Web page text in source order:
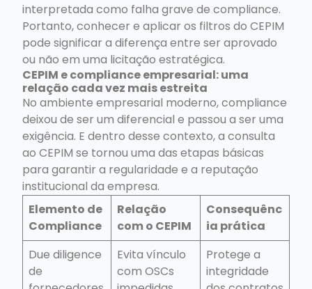
interpretada como falha grave de compliance.
Portanto, conhecer e aplicar os filtros do CEPIM
pode significar a diferença entre ser aprovado
ou não em uma licitação estratégica.
CEPIM e compliance empresarial: uma
relação cada vez mais estreita
No ambiente empresarial moderno, compliance
deixou de ser um diferencial e passou a ser uma
exigência. E dentro desse contexto, a consulta
ao CEPIM se tornou uma das etapas básicas
para garantir a regularidade e a reputação
institucional da empresa.
Elemento de
Compliance
Relação
com o CEPIM
Consequênc
ia prática
Due diligence
de
Evita vínculo
com OSCs
Protege a
integridade